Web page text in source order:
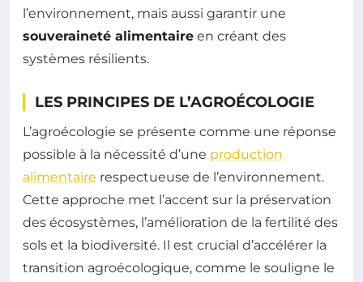
l’environnement, mais aussi garantir une
souveraineté alimentaire en créant des
systèmes résilients.
LES PRINCIPES DE L’AGROÉCOLOGIE
L’agroécologie se présente comme une réponse
possible à la nécessité d’une production
alimentaire respectueuse de l’environnement.
Cette approche met l’accent sur la préservation
des écosystèmes, l’amélioration de la fertilité des
sols et la biodiversité. Il est crucial d’accélérer la
transition agroécologique, comme le souligne le